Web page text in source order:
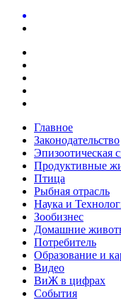
Главное
Законодательство
Эпизоотическая
Продуктивные
Птица
Рыбная отрасль
Наука и
Зообизнес
Домашние
Потребитель
Образование и
Видео
ВиЖ в цифрах
События